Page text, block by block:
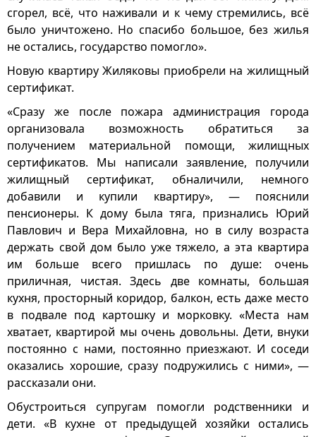
сгорел, всё, что наживали и к чему стремились, всё
было уничтожено. Но спасибо большое, без жилья
не остались, государство помогло».
Новую квартиру Жиляковы приобрели на жилищный
сертификат.
«Сразу же после пожара администрация города
организовала возможность обратиться за
получением материальной помощи, жилищных
сертификатов. Мы написали заявление, получили
жилищный сертификат, обналичили, немного
добавили и купили квартиру», — пояснили
пенсионеры. К дому была тяга, признались Юрий
Павлович и Вера Михайловна, но в силу возраста
держать свой дом было уже тяжело, а эта квартира
им больше всего пришлась по душе: очень
приличная, чистая. Здесь две комнаты, большая
кухня, просторный коридор, балкон, есть даже место
в подвале под картошку и морковку. «Места нам
хватает, квартирой мы очень довольны. Дети, внуки
постоянно с нами, постоянно приезжают. И соседи
оказались хорошие, сразу подружились с ними», —
рассказали они.
Обустроиться супругам помогли родственники и
дети. «В кухне от предыдущей хозяйки остались